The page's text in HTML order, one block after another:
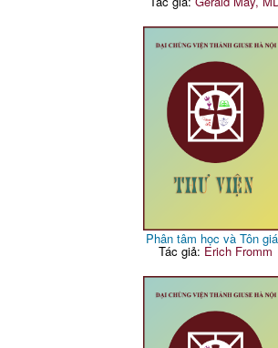
Phân tâm học và Tôn
Tác giả: Erich Fromm